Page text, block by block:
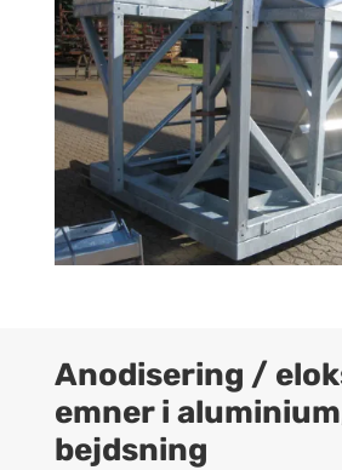
Anodisering /
emner i
bejdsning